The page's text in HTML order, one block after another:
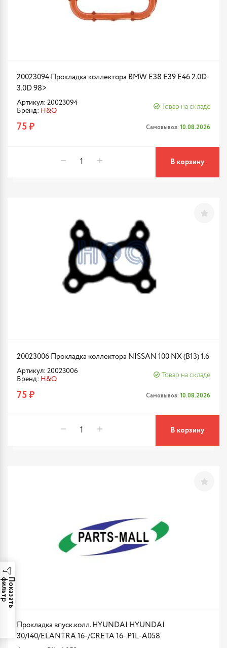
П
о
к
а
з
а
т
ь
ф
и
л
ь
т
20023094 Прокладка коллектора BMW E38 E39 E46 2.0D-
3.0D 98>
Артикул: 20023094
Бренд: H&Q
Товар на складе
75 ₽ Самовывоз: 10.08.2026
В корзину
20023006 Прокладка коллектора NISSAN 100 NX (B13) 1.6
Артикул: 20023006
Бренд: H&Q
Товар на складе
75 ₽ Самовывоз: 10.08.2026
В корзину
Прокладка впуск.колл. HYUNDAI HYUNDAI
30/I40/ELANTRA 16-/CRETA 16- P1L-A058